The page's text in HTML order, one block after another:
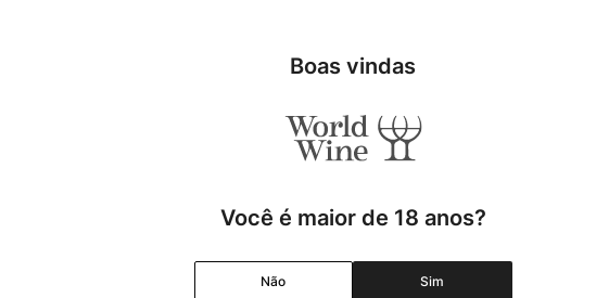
Pais
Boas vindas
Você é maior de 18 anos?
Não Sim